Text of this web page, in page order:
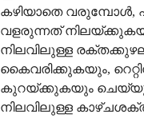
കഴിയാതെ വരുമ്പോൾ,
വളരുന്നത്
നിലവിലുള്ള
കൈവരിക്കുകയും,
കുറയ്ക്കുകയും
നിലവിലുള്ള